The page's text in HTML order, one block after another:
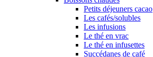
Petits déjeuners cacao
Les cafés/solubles
Les infusions
Le thé en vrac
Le thé en infusettes
Succédanes de café